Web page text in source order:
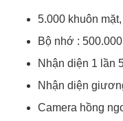
5.000 khuôn
Bộ nhớ :
Nhận diện 1 lần
Nhận diện
Camera hồng